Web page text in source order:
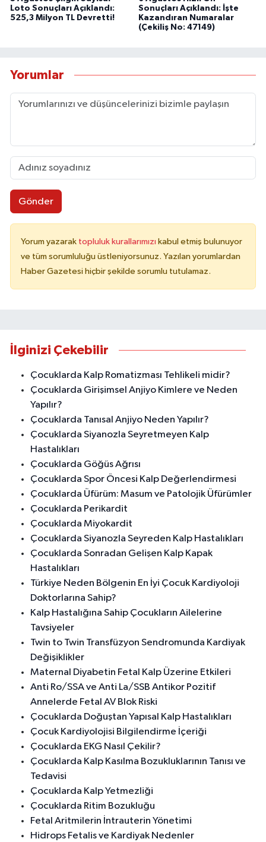
Loto Sonuçları Açıklandı:
525,3 Milyon TL Devretti!
Sonuçları Açıklandı: İşte
Kazandıran Numaralar
(Çekiliş No: 47149)
Yorumlar
Gönder
Yorum yazarak topluluk kurallarımızı kabul etmiş bulunuyor
ve tüm sorumluluğu üstleniyorsunuz. Yazılan yorumlardan
Haber Gazetesi hiçbir şekilde sorumlu tutulamaz.
İlginizi Çekebilir
Çocuklarda Kalp Romatizması Tehlikeli midir?
Çocuklarda Girişimsel Anjiyo Kimlere ve Neden
Yapılır?
Çocuklarda Tanısal Anjiyo Neden Yapılır?
Çocuklarda Siyanozla Seyretmeyen Kalp
Hastalıkları
Çocuklarda Göğüs Ağrısı
Çocuklarda Spor Öncesi Kalp Değerlendirmesi
Çocuklarda Üfürüm: Masum ve Patolojik Üfürümler
Çocuklarda Perikardit
Çocuklarda Miyokardit
Çocuklarda Siyanozla Seyreden Kalp Hastalıkları
Çocuklarda Sonradan Gelişen Kalp Kapak
Hastalıkları
Türkiye Neden Bölgenin En İyi Çocuk Kardiyoloji
Doktorlarına Sahip?
Kalp Hastalığına Sahip Çocukların Ailelerine
Tavsiyeler
Twin to Twin Transfüzyon Sendromunda Kardiyak
Değişiklikler
Maternal Diyabetin Fetal Kalp Üzerine Etkileri
Anti Ro/SSA ve Anti La/SSB Antikor Pozitif
Annelerde Fetal AV Blok Riski
Çocuklarda Doğuştan Yapısal Kalp Hastalıkları
Çocuk Kardiyolojisi Bilgilendirme İçeriği
Çocuklarda EKG Nasıl Çekilir?
Çocuklarda Kalp Kasılma Bozukluklarının Tanısı ve
Tedavisi
Çocuklarda Kalp Yetmezliği
Çocuklarda Ritim Bozukluğu
Fetal Aritmilerin İntrauterin Yönetimi
Hidrops Fetalis ve Kardiyak Nedenler